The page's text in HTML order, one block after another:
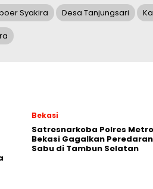
Syakira Desa Tanjungsari
Bekasi
Satresnarkoba Polres Metro
Bekasi Gagalkan Peredaran
Sabu di Tambun Selatan